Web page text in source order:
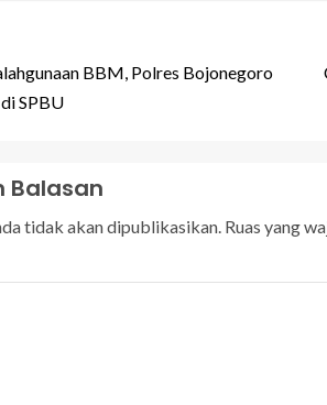
BBM, Polres Bojonegoro
SPBU
Balasan
tidak akan dipublikasikan. Ruas yang